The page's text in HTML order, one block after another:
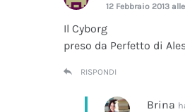
12 Febbraio 2013
Il Cyborg
preso da Perfetto di
RISPONDI
Brina